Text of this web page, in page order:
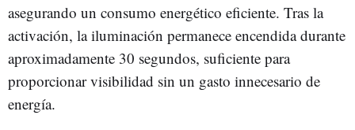
asegurando un consumo energético eficiente. Tras la
activación, la iluminación permanece encendida durante
aproximadamente 30 segundos, suficiente para
proporcionar visibilidad sin un gasto innecesario de
energía.